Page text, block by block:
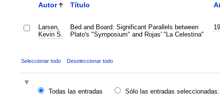
Autor Título
Larsen,
Kevin S.
Bed and Board: Significant Parallels between
Plato's "Symposium" and Rojas' "La Celestina"
Seleccionar todo Deseleccionar todo
Todas las entradas
Sólo las entradas seleccionadas: